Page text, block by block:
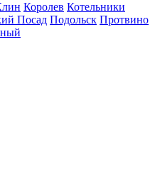
Королев Котельники
Посад Подольск Протвино